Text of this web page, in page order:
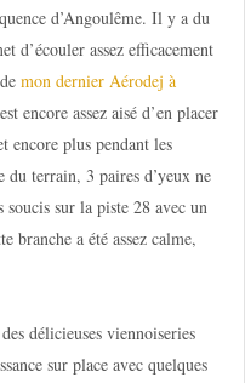
d’Angoulême. Il y a du
d’écouler assez efficacement
mon dernier Aérodej à
encore assez aisé d’en placer
encore plus pendant les
terrain, 3 paires d’yeux ne
soucis sur la piste 28 avec un
branche a été assez calme,
délicieuses viennoiseries
sur place avec quelques